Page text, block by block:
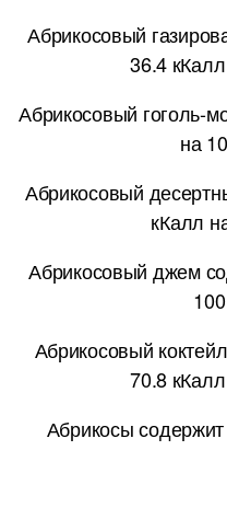
Абрикосовый
36.4
Абрикосовый гоголь-
на
Абрикосовый
кКалл
Абрикосовый джем
Абрикосовый
70.8
Абрикосы